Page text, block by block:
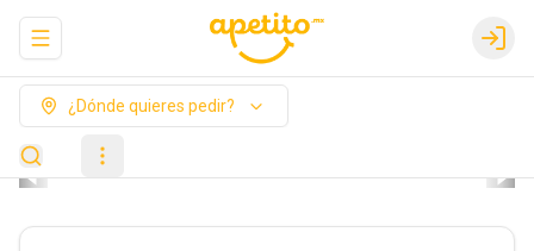
Abrir menu de navegación Login
¿Dónde quieres pedir?